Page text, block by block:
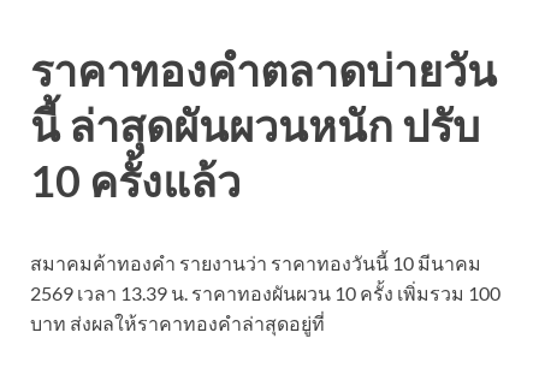
ราคาทองคำตลาดบ่ายวัน
นี้ ล่าสุดผันผวนหนัก ปรับ
10 ครั้งแล้ว
สมาคมค้าทองคำ รายงานว่า ราคาทองวันนี้ 10 มีนาคม
2569 เวลา 13.39 น. ราคาทองผันผวน 10 ครั้ง เพิ่มรวม 100
บาท ส่งผลให้ราคาทองคำล่าสุดอยู่ที่